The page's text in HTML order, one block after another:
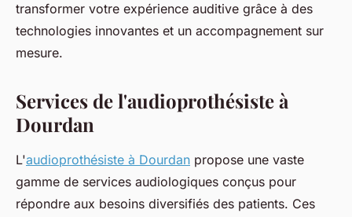
transformer votre expérience auditive grâce à des
technologies innovantes et un accompagnement sur
mesure.
Services de l'audioprothésiste à
Dourdan
L'audioprothésiste à Dourdan propose une vaste
gamme de services audiologiques conçus pour
répondre aux besoins diversifiés des patients. Ces